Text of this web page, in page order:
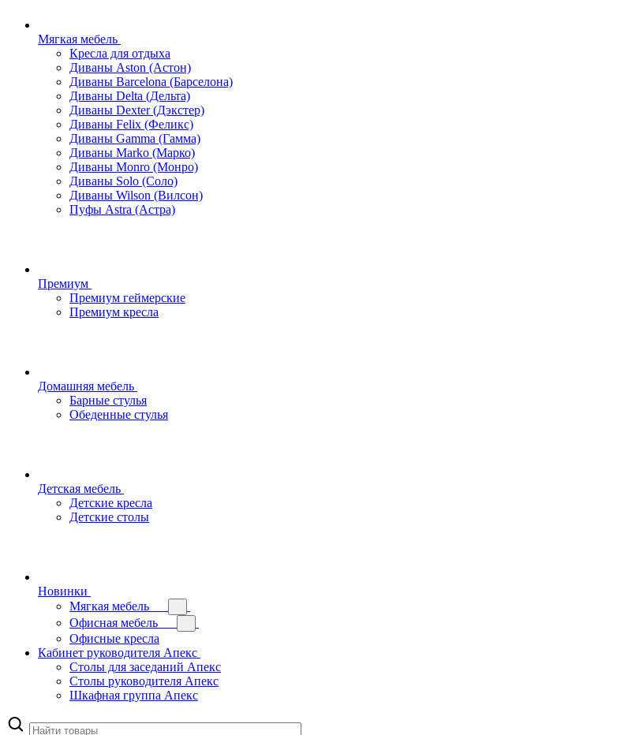
Мягкая мебель
Кресла для отдыха
Диваны Aston (Астон)
Диваны Barcelona (Барселона)
Диваны Delta (Дельта)
Диваны Dexter (Дэкстер)
Диваны Felix (Феликс)
Диваны Gamma (Гамма)
Диваны Marko (Марко)
Диваны Monro (Монро)
Диваны Solo (Соло)
Диваны Wilson (Вилсон)
Пуфы Astra (Астра)
Премиум
Премиум геймерские
Премиум кресла
Домашняя мебель
Барные стулья
Обеденные стулья
Детская мебель
Детские кресла
Детские столы
Новинки
Мягкая мебель
Офисная мебель
Офисные кресла
Кабинет руководителя Апекс
Столы для заседаний Апекс
Столы руководителя Апекс
Шкафная группа Апекс